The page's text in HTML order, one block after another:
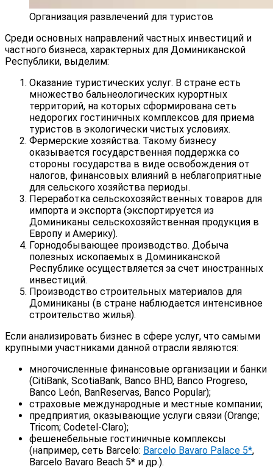
Организация развлечений для туристов
Среди основных направлений частных инвестиций и
частного бизнеса, характерных для Доминиканской
Республики, выделим:
Оказание туристических услуг. В стране есть
множество бальнеологических курортных
территорий, на которых сформирована сеть
недорогих гостиничных комплексов для приема
туристов в экологически чистых условиях.
Фермерские хозяйства. Такому бизнесу
оказывается государственная поддержка со
стороны государства в виде освобождения от
налогов, финансовых влияний в неблагоприятные
для сельского хозяйства периоды.
Переработка сельскохозяйственных товаров для
импорта и экспорта (экспортируется из
Доминиканы сельскохозяйственная продукция в
Европу и Америку).
Горнодобывающее производство. Добыча
полезных ископаемых в Доминиканской
Республике осуществляется за счет иностранных
инвестиций.
Производство строительных материалов для
Доминиканы (в стране наблюдается интенсивное
строительство жилья).
Если анализировать бизнес в сфере услуг, что самыми
крупными участниками данной отрасли являются:
многочисленные финансовые организации и банки
(CitiBank, ScotiaBank, Banco BHD, Banco Progreso,
Banco León, BanReservas, Banco Popular);
страховые международные и местные компании;
предприятия, оказывающие услуги связи (Orange;
Tricom; Codetel-Claro);
фешенебельные гостиничные комплексы
(например, сеть Barcelo: Barcelo Bavaro Palace 5*,
Barcelo Bavaro Beach 5* и др.).